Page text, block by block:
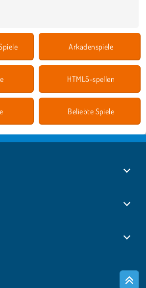
Arkadenspiele
HTML5-spellen
Beliebte Spiele